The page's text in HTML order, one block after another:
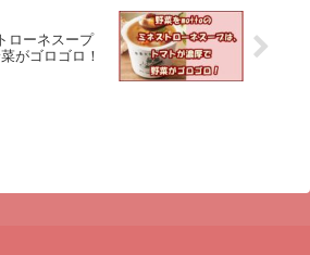
ローネスープ
がゴロゴロ！